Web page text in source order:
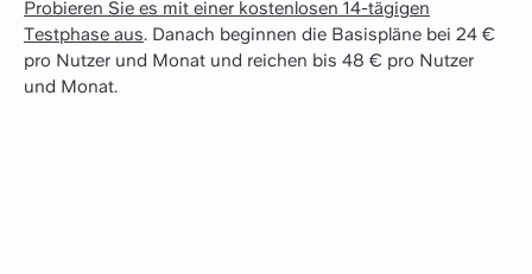
Probieren Sie es mit einer kostenlosen 14-tägigen
Testphase aus. Danach beginnen die Basispläne bei 24 €
pro Nutzer und Monat und reichen bis 48 € pro Nutzer
und Monat.